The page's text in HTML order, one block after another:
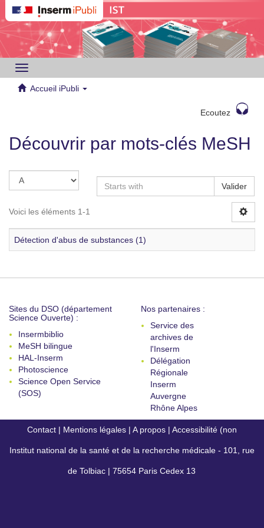
Toggle
navigation
Accueil iPubli
Ecoutez
Découvrir par mots-clés MeSH
Valider
Voici les éléments 1-1
Détection d'abus de substances (1)
Sites du DSO (département
Science Ouverte) :
Insermbiblio
MeSH bilingue
HAL-Inserm
Photoscience
Science Open Service
(SOS)
Nos partenaires :
Service des
archives de
l'Inserm
Délégation
Régionale
Inserm
Auvergne
Rhône Alpes
Contact | Mentions légales | A propos | Accessibilité (non
conforme)
Institut national de la santé et de la recherche médicale - 101, rue
de Tolbiac | 75654 Paris Cedex 13